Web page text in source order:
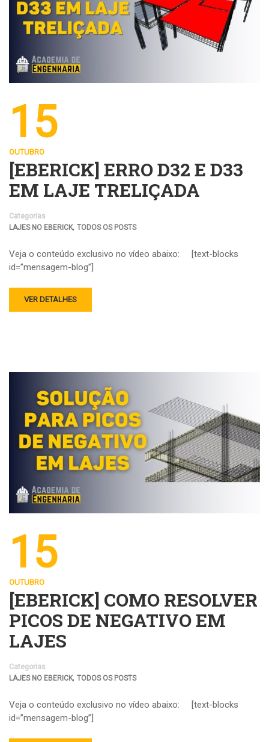
15
OUTUBRO
[EBERICK] ERRO D32 E D33
EM LAJE TRELIÇADA
Categorias
LAJES NO EBERICK, TODOS OS POSTS
Veja o conteúdo exclusivo no vídeo abaixo: [text-blocks
id=”mensagem-blog”]
VER DETALHES
15
OUTUBRO
[EBERICK] COMO RESOLVER
PICOS DE NEGATIVO EM
LAJES
Categorias
LAJES NO EBERICK, TODOS OS POSTS
Veja o conteúdo exclusivo no vídeo abaixo: [text-blocks
id=”mensagem-blog”]